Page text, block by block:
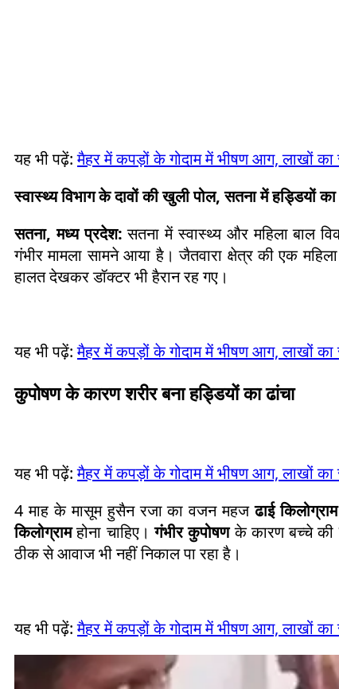
यह भी पढ़ें: मैहर में कपड़ों के गोदाम में भीषण आग, लाखों का
स्वास्थ्य विभाग के दावों की खुली पोल, सतना में हड्डियों
सतना, मध्य प्रदेश: सतना में स्वास्थ्य और महिला बाल
गंभीर मामला सामने आया है। जैतवारा क्षेत्र की एक
हालत देखकर डॉक्टर भी हैरान रह गए।
यह भी पढ़ें: मैहर में कपड़ों के गोदाम में भीषण आग, लाखों का
कुपोषण के कारण शरीर बना हड्डियों का ढांचा
यह भी पढ़ें: मैहर में कपड़ों के गोदाम में भीषण आग, लाखों का
4 माह के मासूम हुसैन रजा का वजन महजढाई किलोग्राम
किलोग्रामहोना चाहिए।गंभीर कुपोषणके कारण बच्चे की
ठीक से आवाज भी नहीं निकाल पा रहा है।
यह भी पढ़ें: मैहर में कपड़ों के गोदाम में भीषण आग, लाखों का